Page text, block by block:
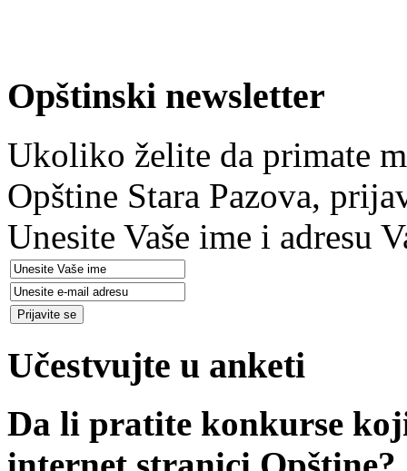
Opštinski newsletter
Ukoliko želite da primate
Opštine Stara Pazova,
Unesite Vaše ime i adresu
Učestvujte u anketi
Da li pratite konkurse